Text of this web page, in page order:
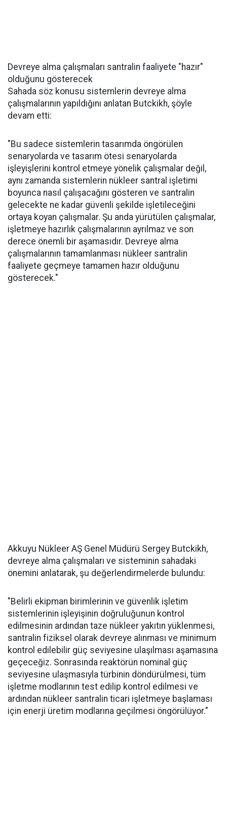
Devreye alma çalışmaları santralin faaliyete "hazır"
olduğunu gösterecek
Sahada söz konusu sistemlerin devreye alma
çalışmalarının yapıldığını anlatan Butckikh, şöyle
devam etti:
"Bu sadece sistemlerin tasarımda öngörülen
senaryolarda ve tasarım ötesi senaryolarda
işleyişlerini kontrol etmeye yönelik çalışmalar değil,
aynı zamanda sistemlerin nükleer santral işletimi
boyunca nasıl çalışacağını gösteren ve santralin
gelecekte ne kadar güvenli şekilde işletileceğini
ortaya koyan çalışmalar. Şu anda yürütülen çalışmalar,
işletmeye hazırlık çalışmalarının ayrılmaz ve son
derece önemli bir aşamasıdır. Devreye alma
çalışmalarının tamamlanması nükleer santralin
faaliyete geçmeye tamamen hazır olduğunu
gösterecek."
Akkuyu Nükleer AŞ Genel Müdürü Sergey Butckikh,
devreye alma çalışmaları ve sisteminin sahadaki
önemini anlatarak, şu değerlendirmelerde bulundu:
"Belirli ekipman birimlerinin ve güvenlik işletim
sistemlerinin işleyişinin doğruluğunun kontrol
edilmesinin ardından taze nükleer yakıtın yüklenmesi,
santralin fiziksel olarak devreye alınması ve minimum
kontrol edilebilir güç seviyesine ulaşılması aşamasına
geçeceğiz. Sonrasında reaktörün nominal güç
seviyesine ulaşmasıyla türbinin döndürülmesi, tüm
işletme modlarının test edilip kontrol edilmesi ve
ardından nükleer santralin ticari işletmeye başlaması
için enerji üretim modlarına geçilmesi öngörülüyor."